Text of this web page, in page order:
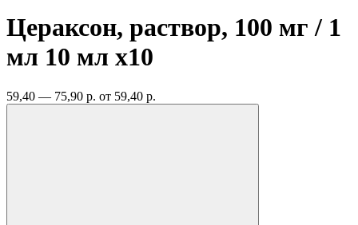
Цераксон, раствор, 100 мг / 1
мл 10 мл x10
59,40 — 75,90 р. от 59,40 р.